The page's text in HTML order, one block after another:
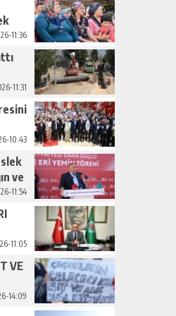
11:36
11:31
10:43
ve
11:54
11:05
VE
14:09